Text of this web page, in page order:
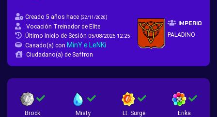
Creado 5 años hace (22/11/2020)
Vocación Treinador de Elite
Último Inicio de Sesión 05/08/2026 12:25
Casado(a) con MinY e LeNKi
Ciudadano(a) de Saffron
IMPERIO
PALADINO
Brock Misty Lt. Surge Erika